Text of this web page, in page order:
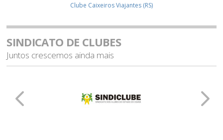
Clube Caixeiros Viajantes (RS)
SINDICATO DE CLUBES
Juntos crescemos ainda mais